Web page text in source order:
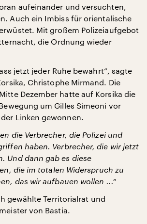
aufeinander und versuchten,
Auch ein Imbiss für orientalische
Mit großem Polizeiaufgebot
die Ordnung wieder
jetzt jeder Ruhe bewahrt“, sagte
Christophe Mirmand. Die
Dezember hatte auf Korsika die
um Gilles Simeoni vor
Linken gewonnen.
die Verbrecher, die Polizei und
haben. Verbrecher, die wir jetzt
Und dann gab es diese
die im totalen Widerspruch zu
das wir aufbauen wollen ...“
gewählte Territorialrat und
von Bastia.